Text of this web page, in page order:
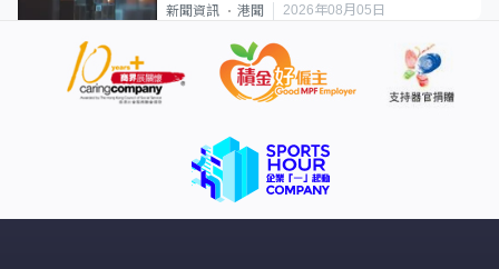
新聞資訊 港聞 2026年08月05日